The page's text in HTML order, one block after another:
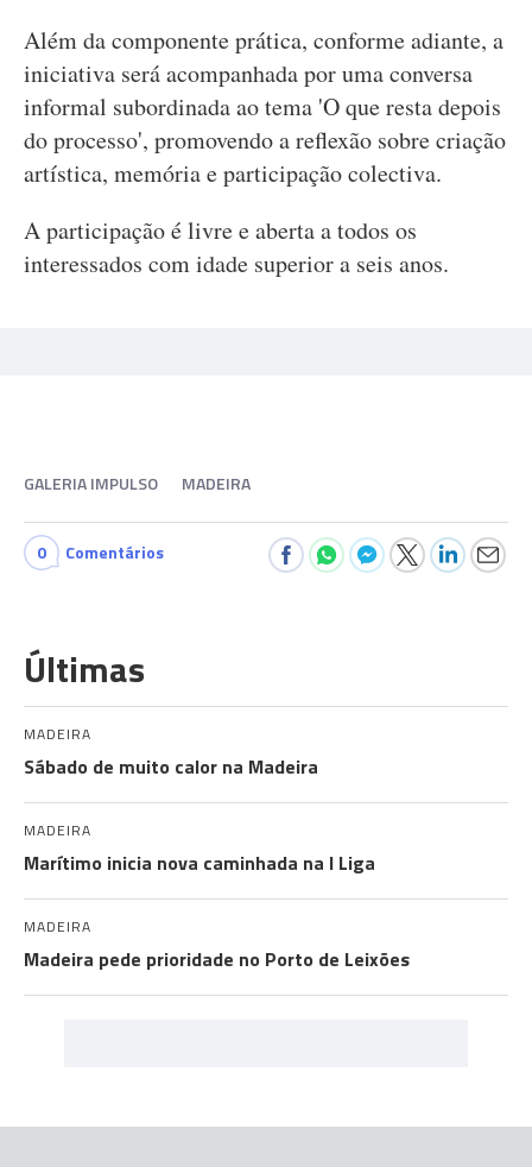
Além da componente prática, conforme adiante, a
iniciativa será acompanhada por uma conversa
informal subordinada ao tema 'O que resta depois
do processo', promovendo a reflexão sobre criação
artística, memória e participação colectiva.
A participação é livre e aberta a todos os
interessados com idade superior a seis anos.
GALERIA IMPULSO MADEIRA
0 Comentários
Últimas
MADEIRA
Sábado de muito calor na Madeira
MADEIRA
Marítimo inicia nova caminhada na I Liga
MADEIRA
Madeira pede prioridade no Porto de Leixões